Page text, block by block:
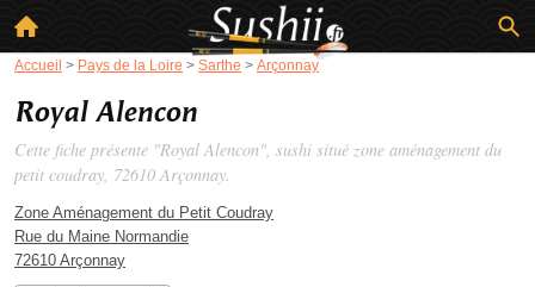
Accueil > Pays de la Loire > Sarthe > Arçonnay
Royal Alencon
Cette fiche présente "Royal Alencon", sushi situé zone aménagement du
petit coudray, 72610 Arçonnay.
Zone Aménagement du Petit Coudray
Rue du Maine Normandie
72610 Arçonnay